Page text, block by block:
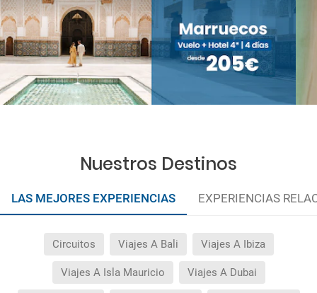
Nuestros Destinos
LAS MEJORES EXPERIENCIAS EXPERIENCIAS
Circuitos Viajes A Bali Viajes A Ibiza
Viajes A Isla Mauricio Viajes A Dubai